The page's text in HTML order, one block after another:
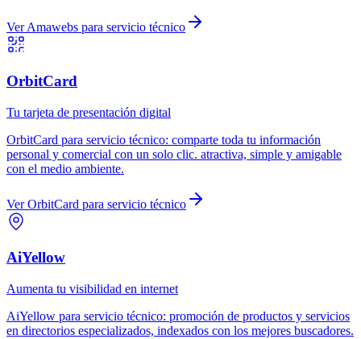
VerAmawebs para servicio técnico
OrbitCard
Tu tarjeta de presentación digital
OrbitCard para servicio técnico: comparte toda tu información
personal y comercial con un solo clic. atractiva, simple y amigable
con el medio ambiente.
VerOrbitCard para servicio técnico
AiYellow
Aumenta tu visibilidad en internet
AiYellow para servicio técnico: promoción de productos y servicios
en directorios especializados, indexados con los mejores buscadores.